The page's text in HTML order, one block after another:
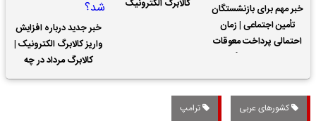
خبر مهم برای بازنشستگان
تأمین اجتماعی | زمان
احتمالی پرداخت معوقات
کالابرگ الکترونیک
خبر جدید درباره افزایش
واریز کالابرگ الکترونیک |
کالابرگ مرداد در چه
تاریخی واریز خواهد شد؟
کشورهای عربی ترامپ